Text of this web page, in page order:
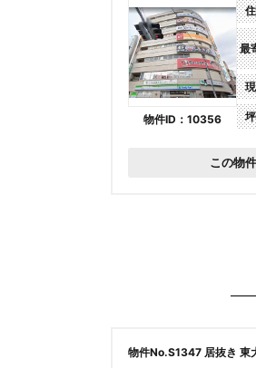
物件ID：10356
最
この物
物件No.S1347 居抜き 東